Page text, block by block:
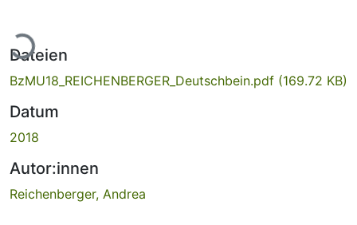
Dateien
BzMU18_REICHENBERGER_Deutschbein.pdf (169.72 KB)
Datum
2018
Autor:innen
Reichenberger, Andrea